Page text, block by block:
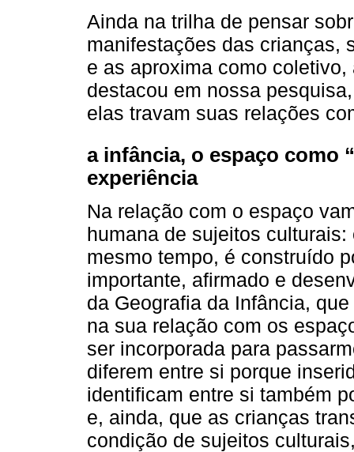
Ainda na trilha de pensar
manifestações das crianças,
e as aproxima como
destacou em nossa
elas travam suas relações
a infância, o espaço como
experiência
Na relação com o espaço
humana de sujeitos
mesmo tempo, é construído
importante, afirmado e
da Geografia da Infância,
na sua relação com os
ser incorporada para
diferem entre si porque
identificam entre si também
e, ainda, que as crianças
condição de sujeitos